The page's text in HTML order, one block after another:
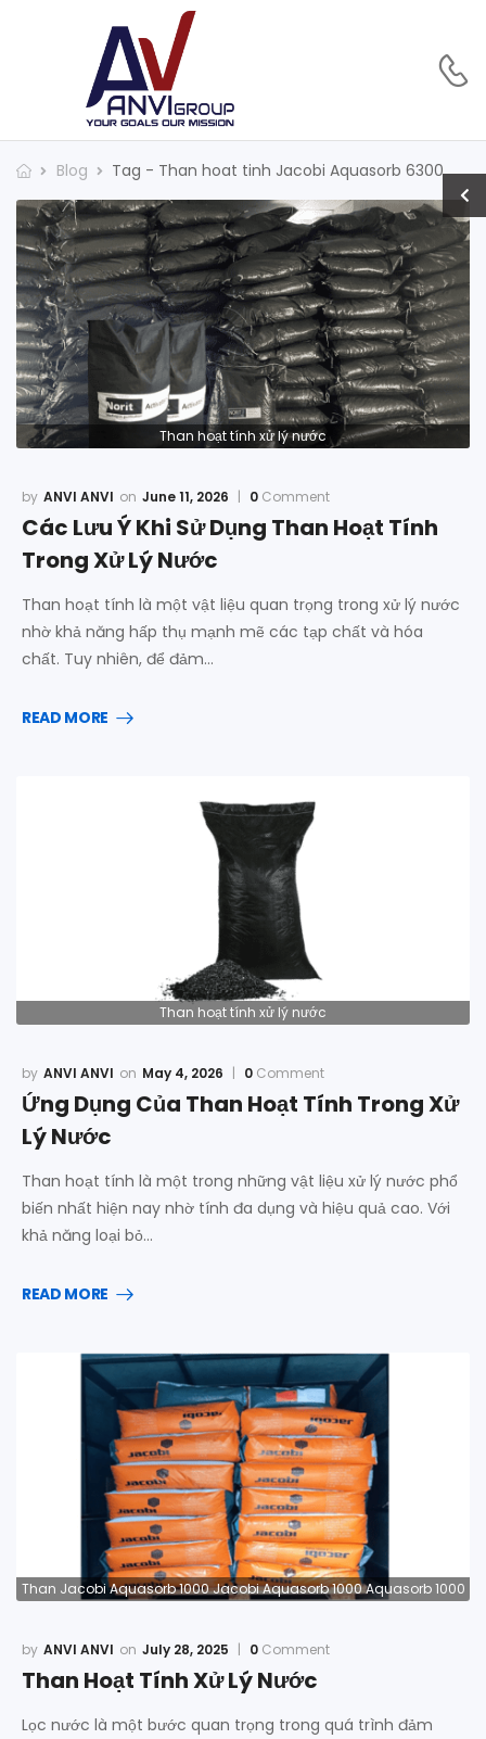
Blog Tag - Than hoat tinh Jacobi Aquasorb 6300
Than hoạt tính xử lý nước
ANVI ANVI June 11, 2026 0 Comment
Các Lưu Ý Khi Sử Dụng Than Hoạt Tính
Trong Xử Lý Nước
Than hoạt tính là một vật liệu quan trọng trong xử lý nước
nhờ khả năng hấp thụ mạnh mẽ các tạp chất và hóa
chất. Tuy nhiên, để đảm…
READ MORE
Than hoạt tính xử lý nước
ANVI ANVI May 4, 2026 0 Comment
Ứng Dụng Của Than Hoạt Tính Trong Xử
Lý Nước
Than hoạt tính là một trong những vật liệu xử lý nước phổ
biến nhất hiện nay nhờ tính đa dụng và hiệu quả cao. Với
khả năng loại bỏ…
READ MORE
Than Jacobi Aquasorb 1000 Jacobi Aquasorb 1000 Aquasorb 1000
ANVI ANVI July 28, 2025 0 Comment
Than Hoạt Tính Xử Lý Nước
Lọc nước là một bước quan trọng trong quá trình đảm